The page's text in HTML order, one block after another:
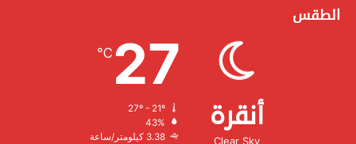
الطقس
أنقرة
Clear Sky
27
℃
الرطوبة:
الرياح: